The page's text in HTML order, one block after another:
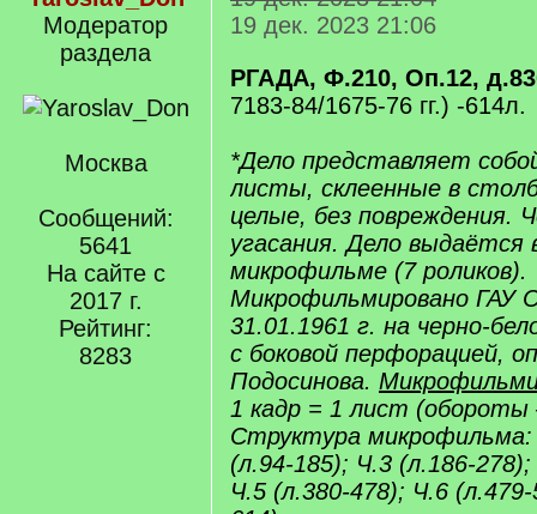
Модератор
раздела
Москва
Сообщений:
5641
На сайте с
2017 г.
Рейтинг:
8283
19 дек. 2023 21:06
РГАДА, Ф.210, Оп.12,
7183-84/1675-76 гг.) -614л.
*Дело представляет
листы, склеенные в
целые, без повреждения.
угасания. Дело выдаётся
микрофильме (7 роликов).
Микрофильмировано
31.01.1961 г. на черно-
с боковой перфорацией,
Подосинова.
1 кадр = 1 лист (обороты
Структура
(л.94-185); Ч.3 (л.186-
Ч.5 (л.380-478); Ч.6